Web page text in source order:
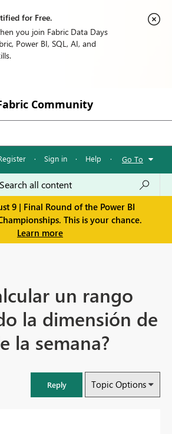
for Free.
you join Fabric Data Days
Power BI, SQL, AI, and
Community
· Sign in · Help · Go To
9 | Final Round of the Power BI
This is your chance.
Learn more
un rango
la dimensión de
la semana?
Reply Topic Options